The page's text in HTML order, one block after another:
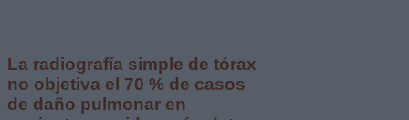
La radiografía simple de tórax
no objetiva el 70 % de casos
de daño pulmonar en